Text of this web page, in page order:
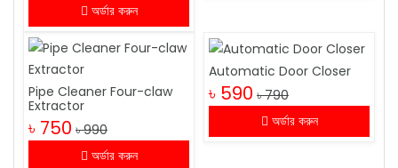
অর্ডার করুন
Pipe Cleaner Four-claw
Extractor
৳ 750 ৳ 990
অর্ডার করুন
Automatic Door Closer
৳ 590 ৳ 790
অর্ডার করুন